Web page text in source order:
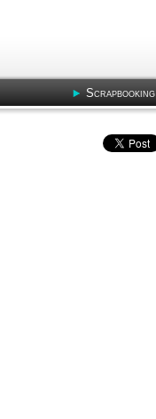
Scrapbooking